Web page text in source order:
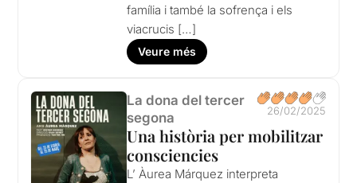
família i també la sofrença i els
viacrucis […]
Veure més
La dona del tercer
segona
26/02/2025
Una història per mobilitzar
consciencies
L’ Àurea Márquez interpreta